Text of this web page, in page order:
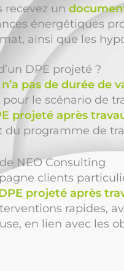
recevez un
énergétiques
ainsi que les
DPE projeté ?
pas de durée de
le scénario de
projeté après
du programme de
NEO Consulting
clients
projeté après
rapides,
en lien avec les